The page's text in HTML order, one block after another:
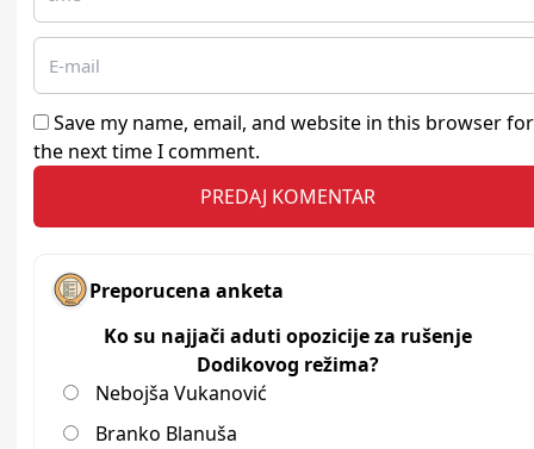
Save my name, email, and website in this browser for
the next time I comment.
Preporucena anketa
Ko su najjači aduti opozicije za rušenje
Dodikovog režima?
Nebojša Vukanović
Branko Blanuša